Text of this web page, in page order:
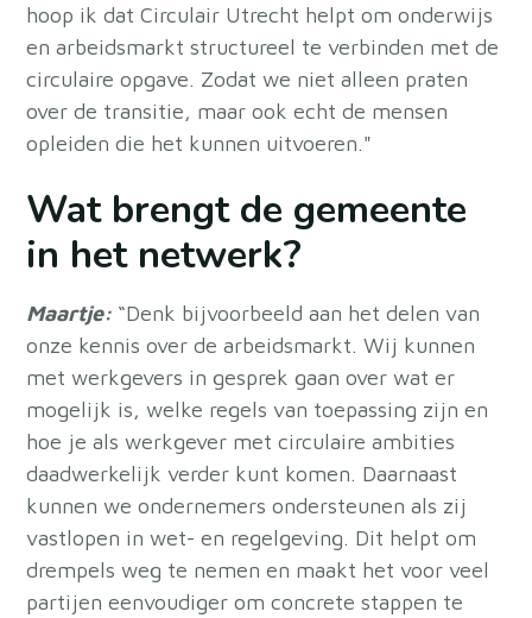
hoop ik dat Circulair Utrecht helpt om onderwijs
en arbeidsmarkt structureel te verbinden met de
circulaire opgave. Zodat we niet alleen praten
over de transitie, maar ook echt de mensen
opleiden die het kunnen uitvoeren."
Wat brengt de gemeente
in het netwerk?
Maartje: “Denk bijvoorbeeld aan het delen van
onze kennis over de arbeidsmarkt. Wij kunnen
met werkgevers in gesprek gaan over wat er
mogelijk is, welke regels van toepassing zijn en
hoe je als werkgever met circulaire ambities
daadwerkelijk verder kunt komen. Daarnaast
kunnen we ondernemers ondersteunen als zij
vastlopen in wet- en regelgeving. Dit helpt om
drempels weg te nemen en maakt het voor veel
partijen eenvoudiger om concrete stappen te